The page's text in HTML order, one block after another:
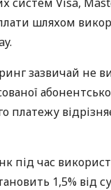
шляхом
зазвичай не
платежу
під час
1,5% від